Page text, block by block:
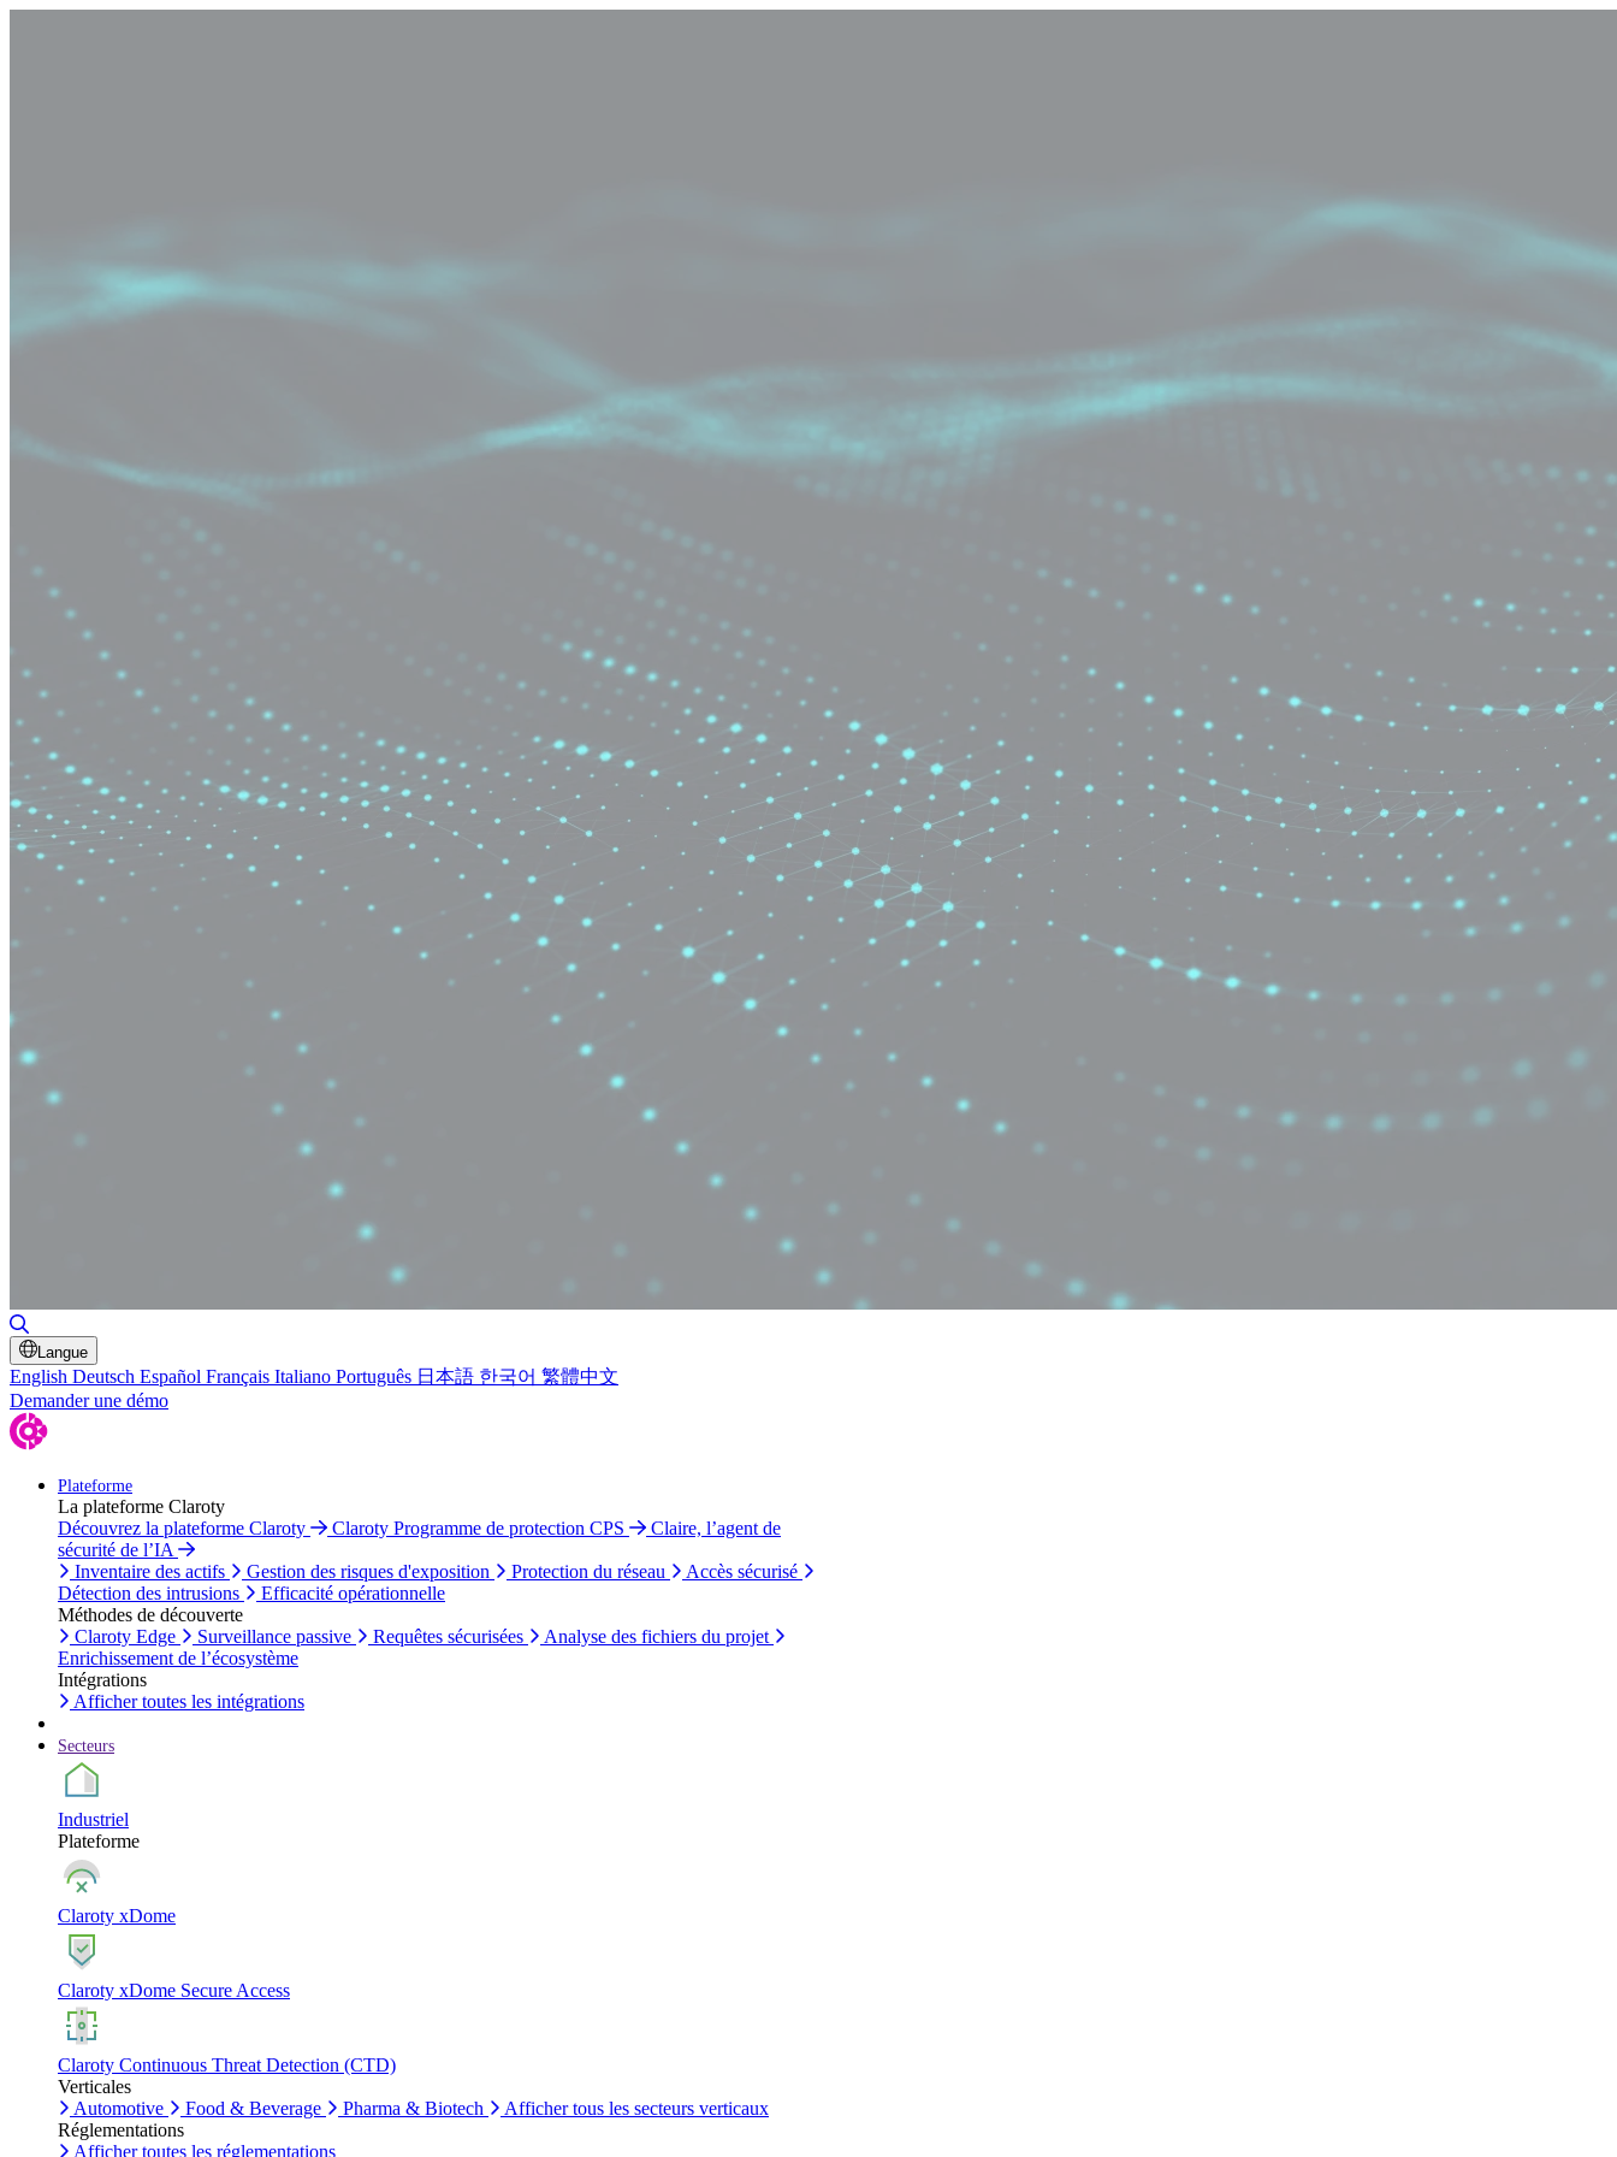
Langue
English Deutsch Español Français Italiano Português 日本語 한국어 繁體中文
Demander une démo
Plateforme
La plateforme Claroty
Découvrez la plateforme Claroty
Claroty Programme de protection CPS
Claire, l’agent de
sécurité de l’IA
Inventaire des actifs
Gestion des risques d'exposition Protection du réseau
Accès sécurisé
Détection des intrusions
Efficacité opérationnelle
Méthodes de découverte
Claroty Edge
Surveillance passive Requêtes sécurisées
Analyse des fichiers du projet
Enrichissement de l’écosystème
Intégrations
Afficher toutes les intégrations
Secteurs
Industriel
Plateforme
Claroty xDome
Claroty xDome Secure Access
Claroty Continuous Threat Detection (CTD)
Verticales
Automotive
Food & Beverage Pharma & Biotech
Afficher tous les secteurs verticaux
Réglementations
Afficher toutes les réglementations